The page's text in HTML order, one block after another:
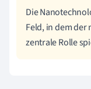
Die
Feld, in dem der
zentrale Rolle